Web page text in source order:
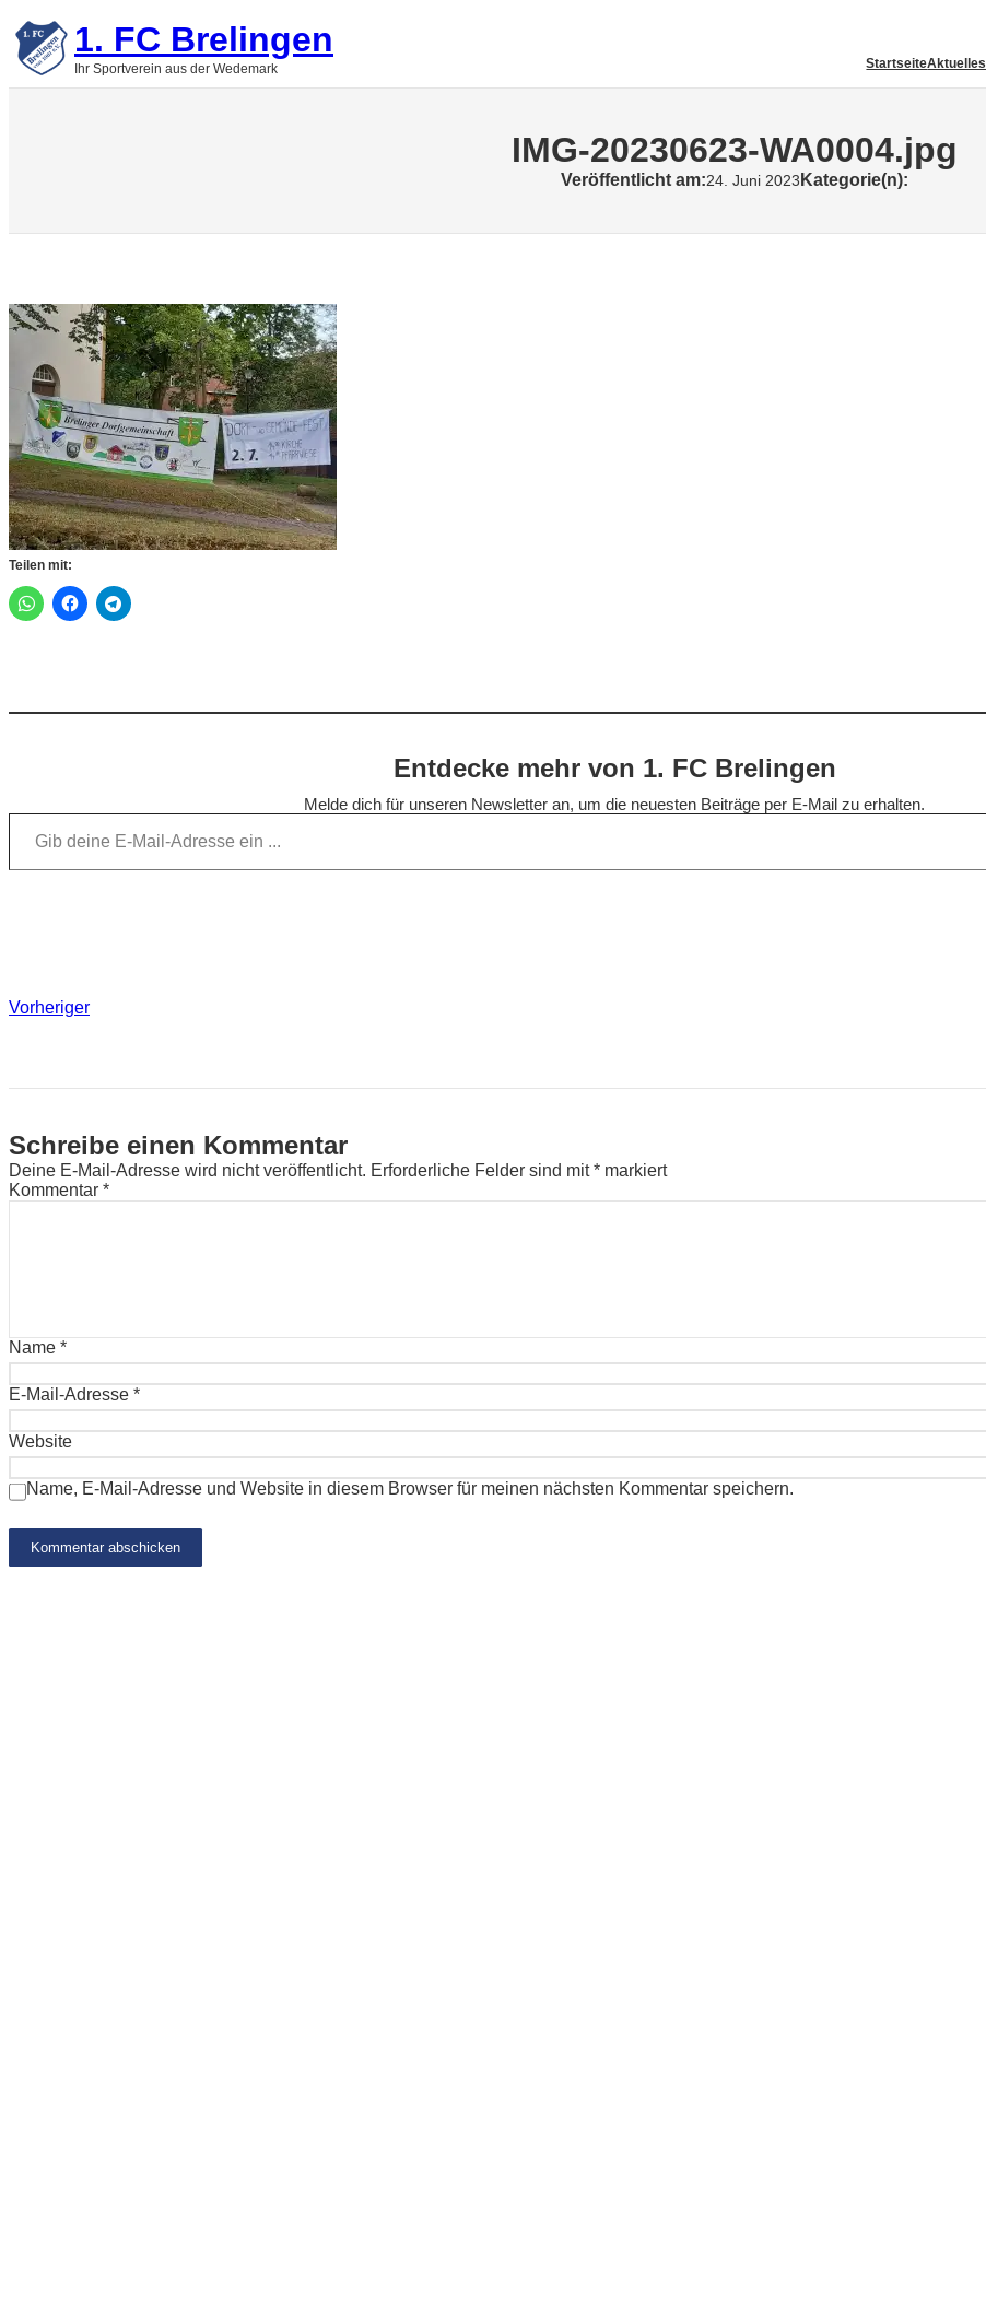
Zum
Inhalt
springen1. FC Brelingen
Ihr Sportverein aus der Wedemark StartseiteAktuelles
IMG-20230623-WA0004.jpg
Veröffentlicht am:24. Juni 2023 Kategorie(n):
Teilen mit:
Entdecke mehr von 1. FC Brelingen
Melde dich für unseren Newsletter an, um die neuesten Beiträge per E-Mail zu erhalten.
Gib deine E-Mail-Adresse ein …
Vorheriger
Schreibe einen Kommentar
Deine E-Mail-Adresse wird nicht veröffentlicht. Erforderliche Felder sind mit* markiert
Kommentar *
Name *
E-Mail-Adresse *
Website
Name, E-Mail-Adresse und Website in diesem Browser für meinen nächsten Kommentar speichern.